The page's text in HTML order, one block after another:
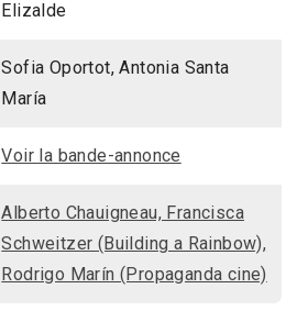
Elizalde
Sofia Oportot, Antonia Santa
María
Voir la bande-annonce
Alberto Chauigneau, Francisca
Schweitzer (Building a Rainbow),
Rodrigo Marín (Propaganda cine)